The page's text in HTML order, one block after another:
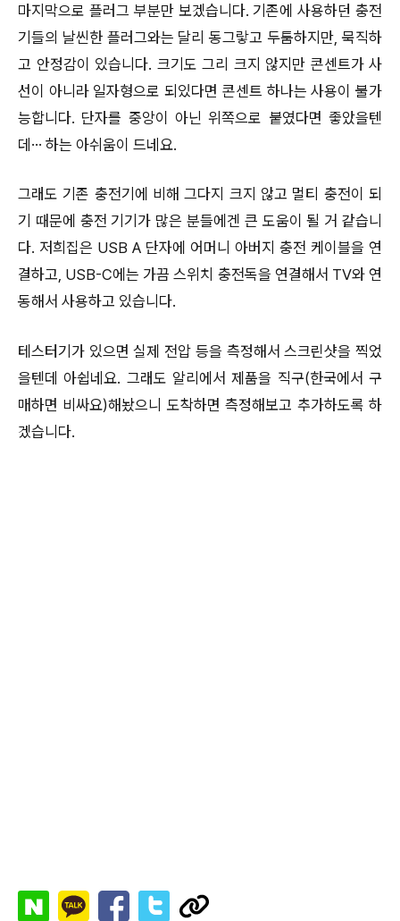
마지막으로 플러그 부분만 보겠습니다. 기존에 사용하던 충전
기들의 날씬한 플러그와는 달리 동그랗고 두툼하지만, 묵직하
고 안정감이 있습니다. 크기도 그리 크지 않지만 콘센트가 사
선이 아니라 일자형으로 되있다면 콘센트 하나는 사용이 불가
능합니다. 단자를 중앙이 아닌 위쪽으로 붙였다면 좋았을텐
데… 하는 아쉬움이 드네요.
그래도 기존 충전기에 비해 그다지 크지 않고 멀티 충전이 되
기 때문에 충전 기기가 많은 분들에겐 큰 도움이 될 거 같습니
다. 저희집은 USB A 단자에 어머니 아버지 충전 케이블을 연
결하고, USB-C에는 가끔 스위치 충전독을 연결해서 TV와 연
동해서 사용하고 있습니다.
테스터기가 있으면 실제 전압 등을 측정해서 스크린샷을 찍었
을텐데 아쉽네요. 그래도 알리에서 제품을 직구(한국에서 구
매하면 비싸요)해놨으니 도착하면 측정해보고 추가하도록 하
겠습니다.